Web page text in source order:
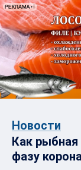
Новости
Как
фазу